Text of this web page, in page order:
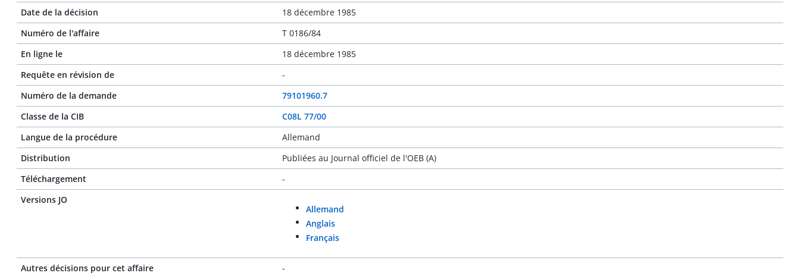
Date de la décision
18 décembre 1985
Numéro de l'affaire
T 0186/84
En ligne le
18 décembre 1985
Requête en révision de
-
Numéro de la demande
79101960.7
Classe de la CIB
C08L 77/00
Langue de la procédure
Allemand
Distribution
Publiées au Journal officiel de l'OEB (A)
Téléchargement
-
Versions JO
Allemand
Anglais
Français
Autres décisions pour cet affaire
-